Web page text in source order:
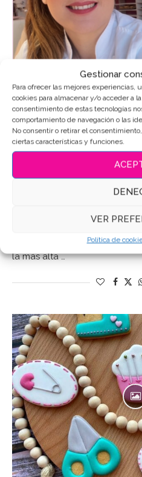
Gestionar
Para ofrecer las mejores experiencias,
cookies para almacenar y/o acceder a
consentimiento de estas tecnologías
comportamiento de navegación o las
No consentir o retirar el
ciertas características y funciones.
VER
Política de
Artesanal que Marca la
Tierra de Sabor y nos
la más alta …